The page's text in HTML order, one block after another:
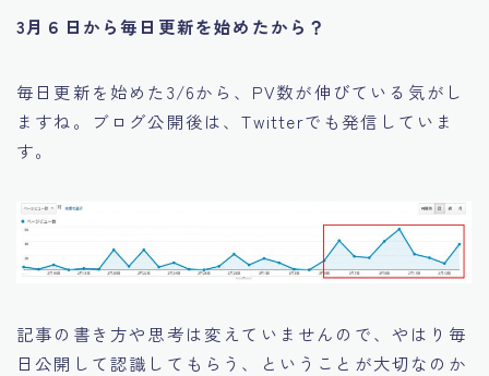
3月６日から毎日更新を始めたから？
毎日更新を始めた3/6から、PV数が伸びている気がし
ますね。ブログ公開後は、Twitterでも発信していま
す。
記事の書き方や思考は変えていませんので、やはり毎
日公開して認識してもらう、ということが大切なのか